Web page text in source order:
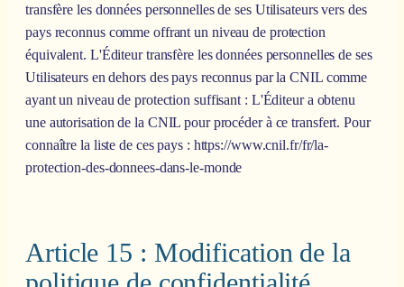
transfère les données personnelles de ses Utilisateurs vers des
pays reconnus comme offrant un niveau de protection
équivalent. L'Éditeur transfère les données personnelles de ses
Utilisateurs en dehors des pays reconnus par la CNIL comme
ayant un niveau de protection suffisant : L'Éditeur a obtenu
une autorisation de la CNIL pour procéder à ce transfert. Pour
connaître la liste de ces pays : https://www.cnil.fr/fr/la-
protection-des-donnees-dans-le-monde
Article 15 : Modification de la